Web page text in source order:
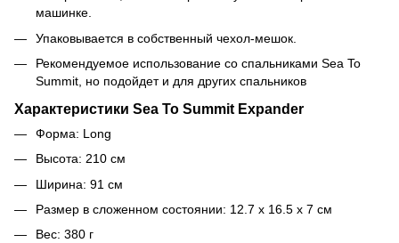
машинке.
Упаковывается в собственный чехол-мешок.
Рекомендуемое использование со спальниками Sea To
Summit, но подойдет и для других спальников
Характеристики Sea To Summit Expander
Форма: Long
Высота: 210 см
Ширина: 91 см
Размер в сложенном состоянии: 12.7 x 16.5 x 7 см
Вес: 380 г